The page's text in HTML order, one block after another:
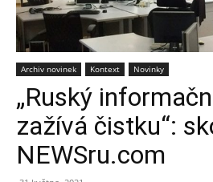
Archiv novinek Kontext Novinky
„Ruský
zažívá čistku“:
NEWSru.com